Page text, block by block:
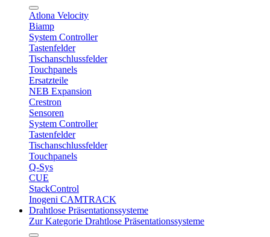
Atlona Velocity
Biamp
System Controller
Tastenfelder
Tischanschlussfelder
Touchpanels
Ersatzteile
NEB Expansion
Crestron
Sensoren
System Controller
Tastenfelder
Tischanschlussfelder
Touchpanels
Q-Sys
CUE
StackControl
Inogeni CAMTRACK
Drahtlose Präsentationssysteme
Zur Kategorie Drahtlose Präsentationssysteme